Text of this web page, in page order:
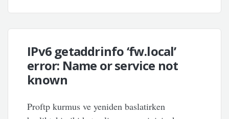
IPv6 getaddrinfo ‘fw.local’
error: Name or service not
known
Proftp kurmus ve yeniden baslatirken